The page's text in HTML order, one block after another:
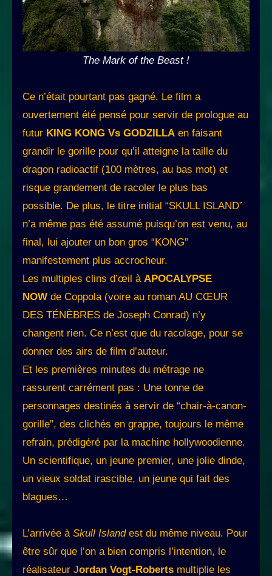
The Mark of the Beast !
Ce n’était pourtant pas gagné. Le film a
ouvertement été pensé pour servir de prologue au
futur KING KONG Vs GODZILLA en faisant
grandir le gorille pour qu’il atteigne la taille du
dragon radioactif (100 mètres, au bas mot) et
risque grandement de racoler le plus bas
possible. De plus, le titre initial “SKULL ISLAND”
n’a même pas été assumé puisqu’on est venu, au
final, lui ajouter un bon gros “KONG”
manifestement plus accrocheur.
Les multiples clins d’œil à APOCALYPSE
NOW de Coppola (voire au roman AU CŒUR
DES TÉNÈBRES de Joseph Conrad) n’y
changent rien. Ce n’est que du racolage, pour se
donner des airs de film d’auteur.
Et les premières minutes du métrage ne
rassurent carrément pas : Une tonne de
personnages destinés à servir de “chair-à-canon-
gorille”, des clichés en grappe, toujours le même
refrain, prédigéré par la machine hollywoodienne.
Un scientifique, un jeune premier, une jolie dinde,
un vieux soldat irascible, un jeune qui fait des
blagues…
L’arrivée à Skull Islandest du même niveau. Pour
être sûr que l’on a bien compris l’intention, le
réalisateur Jordan Vogt-Roberts multiplie les